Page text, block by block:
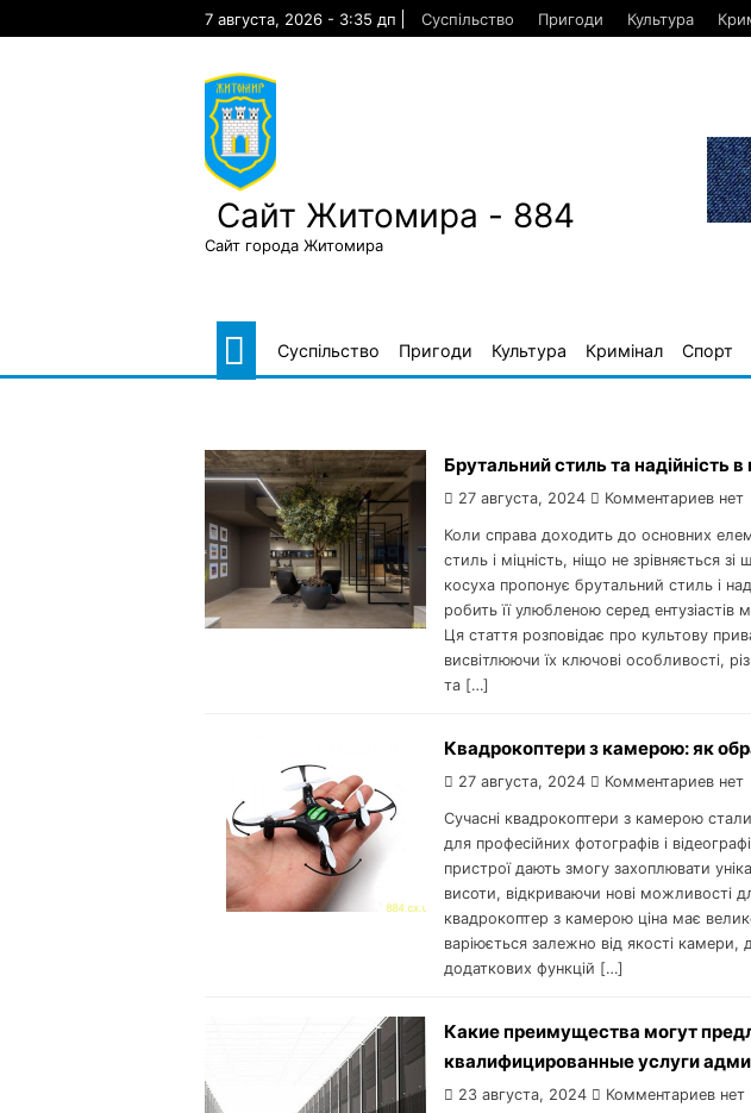
7 августа, 2026 - 3:35 дп Суспільство Пригоди Культура
Сайт Житомира - 884
Сайт города Житомира
Суспільство Пригоди Культура Кримінал Спорт
Брутальний стиль та надійність в
27 августа, 2024 Комментариев нет
Коли справа доходить до основних
стиль і міцність, ніщо не зрівняється
косуха пропонує брутальний стиль і
робить її улюбленою серед ентузіастів
Ця стаття розповідає про культову
висвітлюючи їх ключові особливості,
та […]
Квадрокоптери з камерою: як
27 августа, 2024 Комментариев нет
Сучасні квадрокоптери з камерою
для професійних фотографів і
пристрої дають змогу захоплювати
висоти, відкриваючи нові можливості
квадрокоптер з камерою ціна має
варіюється залежно від якості камери,
додаткових функцій […]
Какие преимущества могут
квалифицированные услуги
23 августа, 2024 Комментариев нет